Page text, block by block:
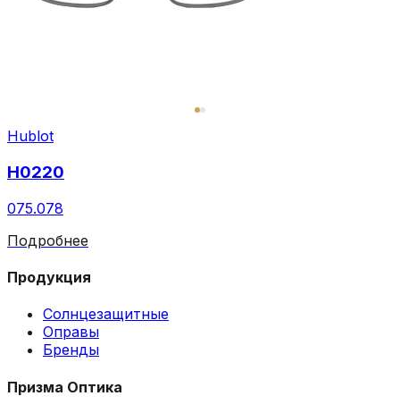
Hublot
H0220
075.078
Подробнее
Продукция
Солнцезащитные
Оправы
Бренды
Призма Оптика